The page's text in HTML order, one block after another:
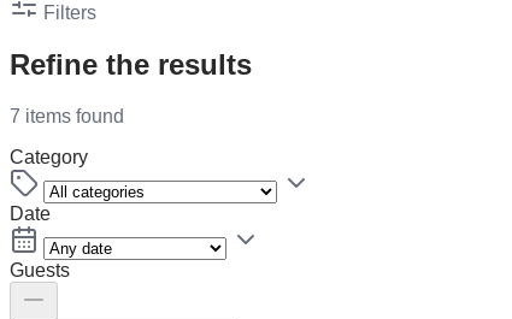
Filters
Refine the results
7 items found
Category
Date
Guests